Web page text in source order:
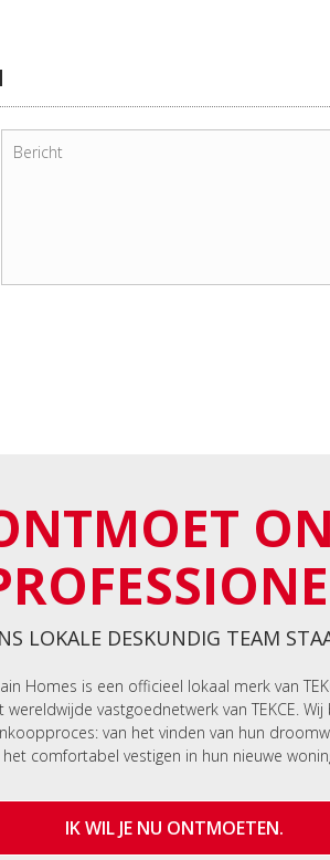
LOKALE DESKUNDIG TEAM
Homes is een officieel lokaal merk van
wereldwijde vastgoednetwerk van TEKCE.
van het vinden van hun
het comfortabel vestigen in hun nieuwe
IK WIL JE NU ONTMOETEN.